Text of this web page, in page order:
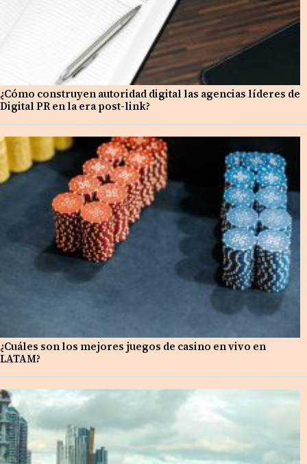
¿Cómo construyen autoridad digital las agencias líderes de
Digital PR en la era post-link?
¿Cuáles son los mejores juegos de casino en vivo en
LATAM?